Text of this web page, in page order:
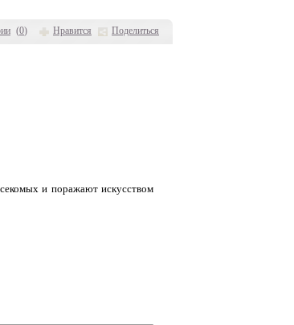
(0) Нравится Поделиться
и поражают искусством